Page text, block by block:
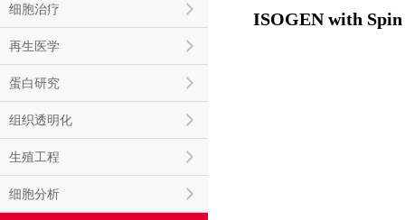
细胞治疗
再生医学
蛋白研究
组织透明化
生殖工程
细胞分析
ISOGEN with